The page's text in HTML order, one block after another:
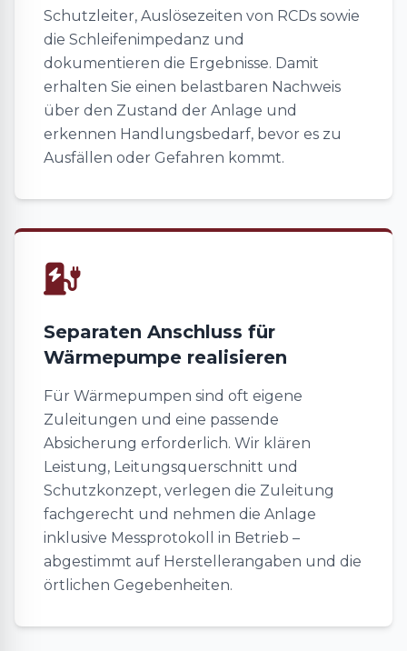
Schutzleiter, Auslösezeiten von RCDs sowie
die Schleifenimpedanz und
dokumentieren die Ergebnisse. Damit
erhalten Sie einen belastbaren Nachweis
über den Zustand der Anlage und
erkennen Handlungsbedarf, bevor es zu
Ausfällen oder Gefahren kommt.
Separaten Anschluss für
Wärmepumpe realisieren
Für Wärmepumpen sind oft eigene
Zuleitungen und eine passende
Absicherung erforderlich. Wir klären
Leistung, Leitungsquerschnitt und
Schutzkonzept, verlegen die Zuleitung
fachgerecht und nehmen die Anlage
inklusive Messprotokoll in Betrieb –
abgestimmt auf Herstellerangaben und die
örtlichen Gegebenheiten.